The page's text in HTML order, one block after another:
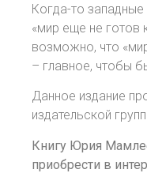
Когда-то западные
«мир еще не готов
возможно, что
– главное, чтобы
Данное издание
издательской
Книгу Юрия
приобрести в